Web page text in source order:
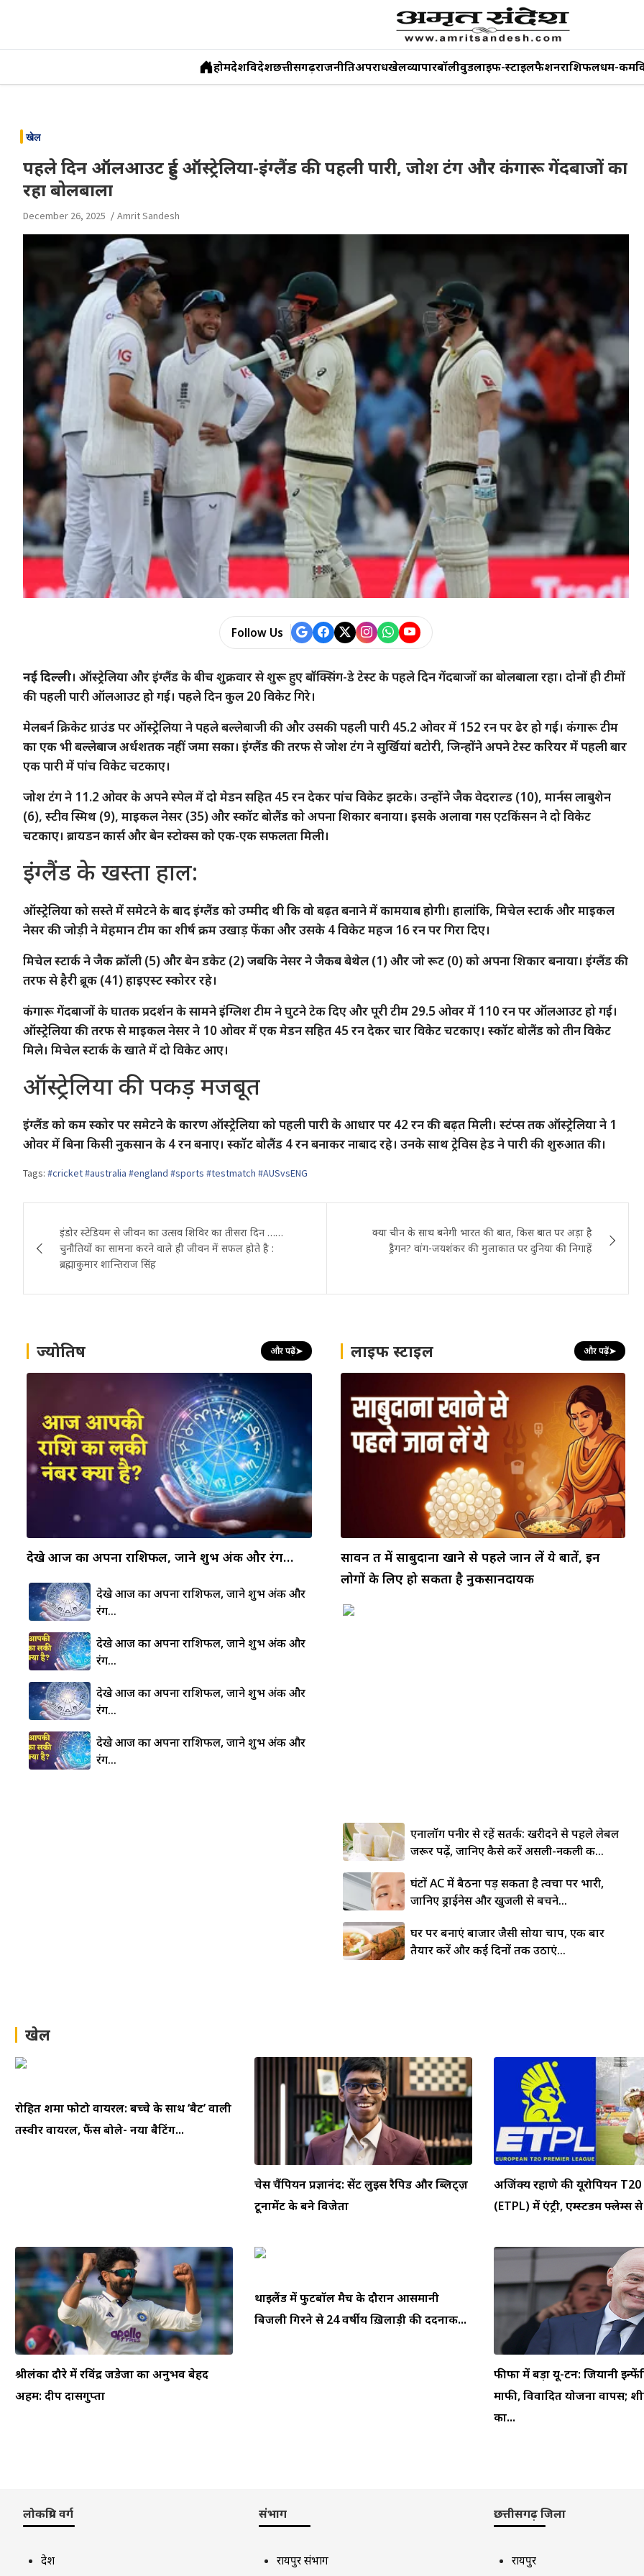
content
होमदेशविदेशछत्तीसगढ़राजनीतिअपराधखेलव्यापारबॉलीवुडलाइफ-स्टाइलफैशनराशिफलधर्म-कर्म
खेल
पहले दिन ऑलआउट हुई ऑस्‍ट्रेलिया-इंग्‍लैंड की पहली पारी, जोश टंग और कंगारू गेंदबाजों का
रहा बोलबाला
December 26, 2025 Amrit Sandesh
Follow Us
नई दिल्‍ली। ऑस्‍ट्रेलिया और इंग्‍लैंड के बीच शुक्रवार से शुरू हुए बॉक्सिंग-डे टेस्‍ट के पहले दिन गेंदबाजों का बोलबाला रहा। दोनों ही टीमों
की पहली पारी ऑलआउट हो गई। पहले दिन कुल 20 विकेट गिरे।
मेलबर्न क्रिकेट ग्राउंड पर ऑस्‍ट्रेलिया ने पहले बल्‍लेबाजी की और उसकी पहली पारी 45.2 ओवर में 152 रन पर ढेर हो गई। कंगारू टीम
का एक भी बल्‍लेबाज अर्धशतक नहीं जमा सका। इंग्‍लैंड की तरफ से जोश टंग ने सुर्खियां बटोरी, जिन्‍होंने अपने टेस्‍ट करियर में पहली बार
एक पारी में पांच विकेट चटकाए।
जोश टंग ने 11.2 ओवर के अपने स्‍पेल में दो मेडन सहित 45 रन देकर पांच विकेट झटके। उन्‍होंने जैक वेदराल्‍ड (10), मार्नस लाबुशेन
(6), स्‍टीव स्मिथ (9), माइकल नेसर (35) और स्‍कॉट बोलैंड को अपना शिकार बनाया। इसके अलावा गस एटकिंसन ने दो विकेट
चटकाए। ब्रायडन कार्स और बेन स्‍टोक्‍स को एक-एक सफलता मिली।
इंग्‍लैंड के खस्‍ता हाल:
ऑस्‍ट्रेलिया को सस्‍ते में समेटने के बाद इंग्‍लैंड को उम्‍मीद थी कि वो बढ़त बनाने में कामयाब होगी। हालांकि, मिचेल स्‍टार्क और माइकल
नेसर की जोड़ी ने मेहमान टीम का शीर्ष क्रम उखाड़ फेंका और उसके 4 विकेट महज 16 रन पर गिरा दिए।
मिचेल स्‍टार्क ने जैक क्रॉली (5) और बेन डकेट (2) जबकि नेसर ने जैकब बेथेल (1) और जो रूट (0) को अपना शिकार बनाया। इंग्‍लैंड की
तरफ से हैरी ब्रूक (41) हाइएस्‍ट स्‍कोरर रहे।
कंगारू गेंदबाजों के घातक प्रदर्शन के सामने इंग्लिश टीम ने घुटने टेक दिए और पूरी टीम 29.5 ओवर में 110 रन पर ऑलआउट हो गई।
ऑस्‍ट्रेलिया की तरफ से माइकल नेसर ने 10 ओवर में एक मेडन सहित 45 रन देकर चार विकेट चटकाए। स्‍कॉट बोलैंड को तीन विकेट
मिले। मिचेल स्‍टार्क के खाते में दो विकेट आए।
ऑस्‍ट्रेलिया की पकड़ मजबूत
इंग्‍लैंड को कम स्‍कोर पर समेटने के कारण ऑस्‍ट्रेलिया को पहली पारी के आधार पर 42 रन की बढ़त मिली। स्‍टंप्‍स तक ऑस्‍ट्रेलिया ने 1
ओवर में बिना किसी नुकसान के 4 रन बनाए। स्‍कॉट बोलैंड 4 रन बनाकर नाबाद रहे। उनके साथ ट्रेविस हेड ने पारी की शुरुआत की।
Tags: #cricket #australia #england #sports #testmatch #AUSvsENG
navigation
इंडोर स्टेडियम से जीवन का उत्सव शिविर का तीसरा दिन ……
चुनौतियों का सामना करने वाले ही जीवन में सफल होते है :
ब्रह्माकुमार शान्तिराज सिंह
क्या चीन के साथ बनेगी भारत की बात, किस बात पर अड़ा है
ड्रैगन? वांग-जयशंकर की मुलाकात पर दुनिया की निगाहें
ज्योतिष और पढ़ें➤
देखे आज का अपना राशिफल, जाने शुभ अंक और रंग…
देखे आज का अपना राशिफल, जाने शुभ अंक और
रंग…
देखे आज का अपना राशिफल, जाने शुभ अंक और
रंग…
देखे आज का अपना राशिफल, जाने शुभ अंक और
रंग…
देखे आज का अपना राशिफल, जाने शुभ अंक और
रंग…
लाइफ स्टाइल और पढ़ें➤
सावन व्रत में साबुदाना खाने से पहले जान लें ये बातें, इन
लोगों के लिए हो सकता है नुकसानदायक
एनालॉग पनीर से रहें सतर्क: खरीदने से पहले लेबल
जरूर पढ़ें, जानिए कैसे करें असली-नकली की...
घंटों AC में बैठना पड़ सकता है त्वचा पर भारी,
जानिए ड्राईनेस और खुजली से बचने...
घर पर बनाएं बाजार जैसी सोया चाप, एक बार
तैयार करें और कई दिनों तक उठाएं...
खेल
रोहित शर्मा फोटो वायरल: बच्चे के साथ ‘बैट’ वाली
तस्वीर वायरल, फैंस बोले- नया बैटिंग...
चेस चैंपियन प्रज्ञानंद: सेंट लुइस रैपिड और ब्लिट्ज़
टूर्नामेंट के बने विजेता
अजिंक्य रहाणे की यूरोपियन T20
(ETPL) में एंट्री, एम्स्टर्डम फ्लेम्स
श्रीलंका दौरे में रविंद्र जडेजा का अनुभव बेहद
अहम: दीप दासगुप्ता
थाईलैंड में फुटबॉल मैच के दौरान आसमानी
बिजली गिरने से 24 वर्षीय ख़िलाड़ी की दर्दनाक...
फीफा में बड़ा यू-टर्न: जियानी
माफी, विवादित योजना वापस;
का...
लोकप्रिय वर्ग
देश
संभाग
रायपुर संभाग
छत्तीसगढ़ जिला
रायपुर